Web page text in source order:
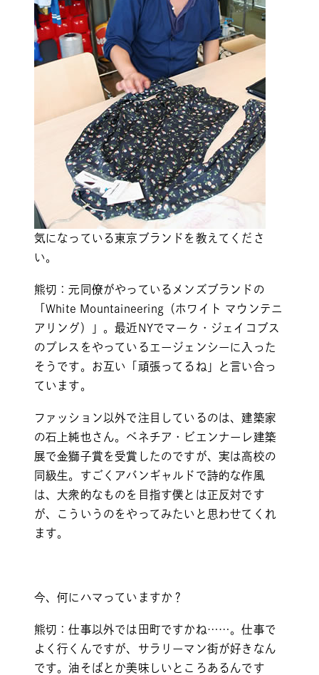
気になっている東京ブランドを教えてくださ
い。
熊切：元同僚がやっているメンズブランドの
「White Mountaineering（ホワイト マウンテニ
アリング）」。最近NYでマーク・ジェイコブス
のプレスをやっているエージェンシーに入った
そうです。お互い「頑張ってるね」と言い合っ
ています。
ファッション以外で注目しているのは、建築家
の石上純也さん。ベネチア・ビエンナーレ建築
展で金獅子賞を受賞したのですが、実は高校の
同級生。すごくアバンギャルドで詩的な作風
は、大衆的なものを目指す僕とは正反対です
が、こういうのをやってみたいと思わせてくれ
ます。
今、何にハマっていますか？
熊切：仕事以外では田町ですかね……。仕事で
よく行くんですが、サラリーマン街が好きなん
です。油そばとか美味しいところあるんです